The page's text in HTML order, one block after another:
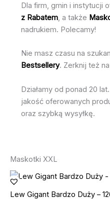
Dla firm, gmin i instytucji
z Rabatem, a także
nadrukiem. Polecamy!
Nie masz czasu na
Bestsellery. Zerknij też na
Działamy od ponad 20
jakość oferowanych
oraz szybką wysyłkę.
Maskotki XXL
BESTSELLER
Lew Gigant Bardzo Duży –